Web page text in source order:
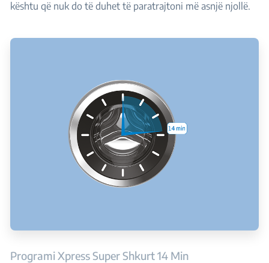
kështu që nuk do të duhet të paratrajtoni më asnjë njollë.
Programi Xpress Super Shkurt 14 Min